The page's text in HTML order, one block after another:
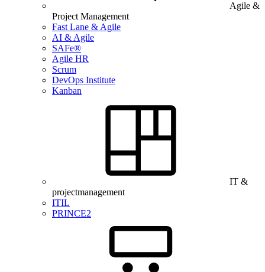
Agile &
Project Management
Fast Lane & Agile
AI & Agile
SAFe®
Agile HR
Scrum
DevOps Institute
Kanban
IT &
projectmanagement
ITIL
PRINCE2